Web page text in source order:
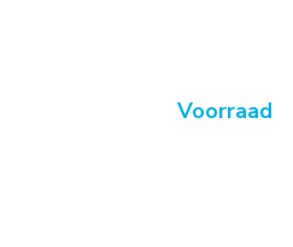
Voorraad